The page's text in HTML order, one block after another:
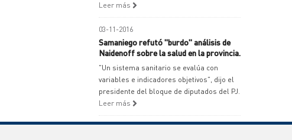
Leer más
03-11-2016
Samaniego refutó "burdo" análisis de
Naidenoff sobre la salud en la provincia.
"Un sistema sanitario se evalúa con
variables e indicadores objetivos", dijo el
presidente del bloque de diputados del PJ.
Leer más